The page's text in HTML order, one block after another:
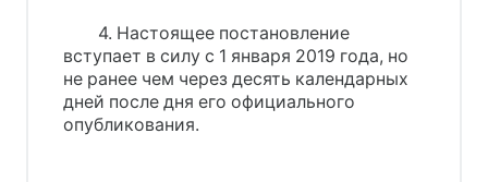
4. Настоящее постановление
вступает в силу с 1 января 2019 года, но
не ранее чем через десять календарных
дней после дня его официального
опубликования.